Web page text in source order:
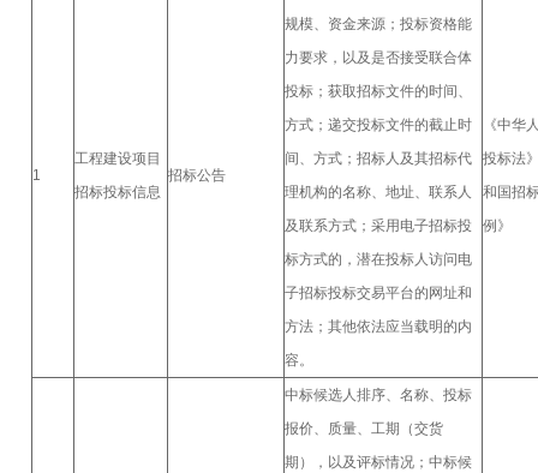
1
工程建设项目
招标投标信息
招标公告
规模、资金来源；投标资格能
力要求，以及是否接受联合体
投标；获取招标文件的时间、
方式；递交投标文件的截止时
间、方式；招标人及其招标代
理机构的名称、地址、联系人
及联系方式；采用电子招标投
标方式的，潜在投标人访问电
子招标投标交易平台的网址和
方法；其他依法应当载明的内
容。
《中华
投标法
和国招
例》
中标候选人排序、名称、投标
报价、质量、工期（交货
期），以及评标情况；中标候